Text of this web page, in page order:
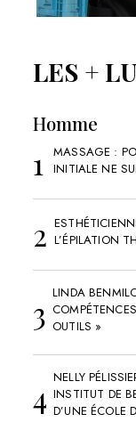
LES +
Homme
MASSAGE :
INITIALE NE
L’ÉPILATION
LINDA
OUTILS »
NELLY
INSTITUT DE
D’UNE ÉCOLE